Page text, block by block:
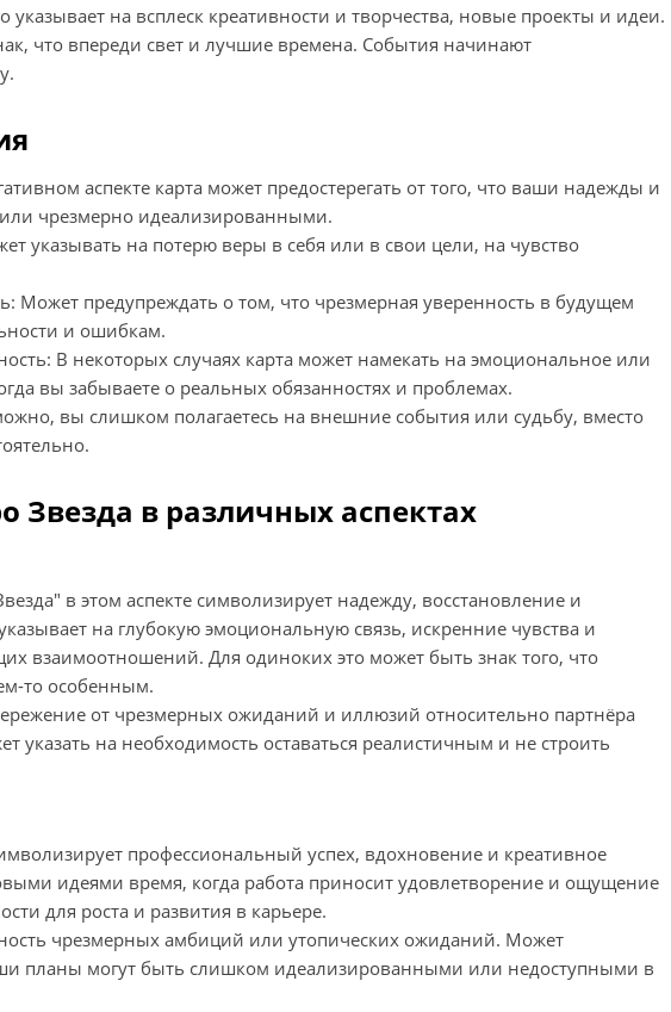
указывает на всплеск креативности и творчества, новые проекты и идеи.
что впереди свет и лучшие времена. События начинают
аспекте карта может предостерегать от того, что ваши надежды и
чрезмерно идеализированными.
указывать на потерю веры в себя или в свои цели, на чувство
Может предупреждать о том, что чрезмерная уверенность в будущем
и ошибкам.
В некоторых случаях карта может намекать на эмоциональное или
вы забываете о реальных обязанностях и проблемах.
вы слишком полагаетесь на внешние события или судьбу, вместо
Звезда в различных аспектах
в этом аспекте символизирует надежду, восстановление и
на глубокую эмоциональную связь, искренние чувства и
взаимоотношений. Для одиноких это может быть знак того, что
то особенным.
от чрезмерных ожиданий и иллюзий относительно партнёра
на необходимость оставаться реалистичным и не строить
профессиональный успех, вдохновение и креативное
идеями время, когда работа приносит удовлетворение и ощущение
для роста и развития в карьере.
чрезмерных амбиций или утопических ожиданий. Может
планы могут быть слишком идеализированными или недоступными в